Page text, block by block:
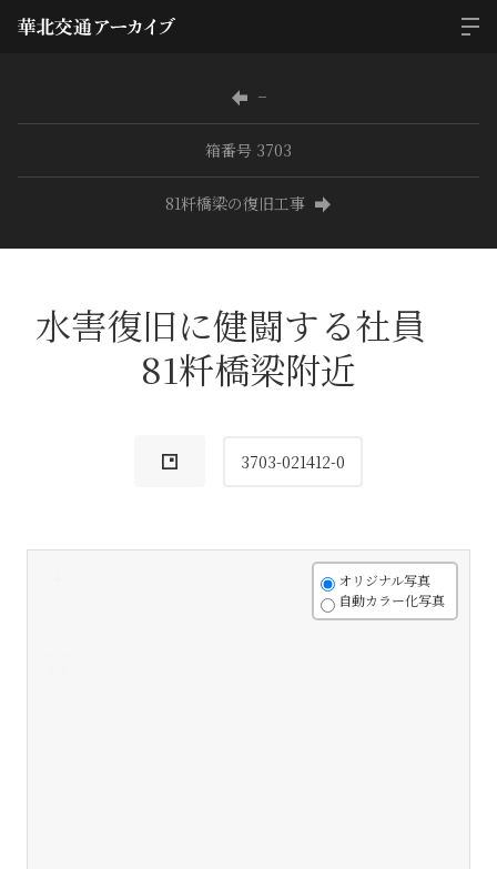
−
箱番号 3703
81粁橋梁の復旧工事
水害復旧に健闘する社員
81粁橋梁附近
3703-021412-0
オリジナル写真
自動カラー化写真